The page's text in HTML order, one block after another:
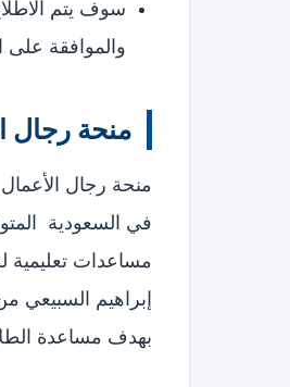
سوف يتم
والموافقة
منحة رجال
منحة رجال
مساعدات تعليمية
إبراهيم السبيعي
بهدف مساعدة